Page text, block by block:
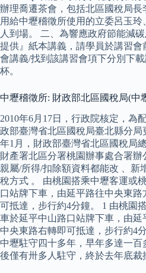
辦理喬遷茶會，包括北區國稅局
用給中壢稽徵所使用的立委呂玉
人到場。 二、為響應政府節能減
提供』紙本講義，請學員於講習
會講義/找到該講習會項下分別下
杯。
中壢稽徵所: 財政部北區國稅局(中
2010年6月17日，行政院核定，為
政部臺灣省北區國稅局臺北縣分局
年1月，財政部臺灣省北區國稅局
財產署北區分署桃園辦事處合署
親屬/所得/扣除額資料都能改 、新
稅方式 。 由桃園搭乘中壢客運或
口站牌下車，由延平路往中央東
可抵達，步行約4分鐘。 1 由桃園
車於延平中山路口站牌下車，由
中央東路右轉即可抵達，步行約4
中壢駐守四十多年，早年多達一
後僅有卅多人駐守，終於去年底裁